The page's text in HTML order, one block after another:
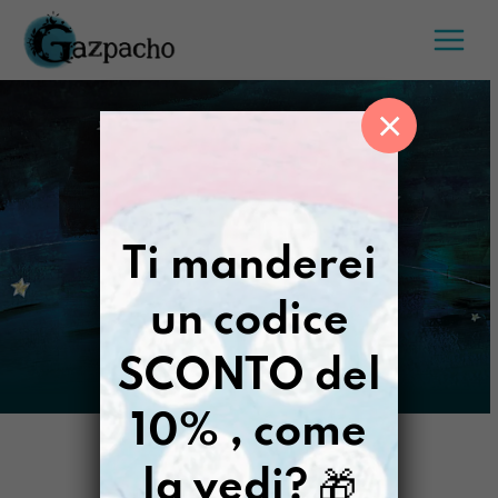
Salta
contenuto
Ti manderei
un codice
SCONTO del
10% , come
la vedi? 🎁
×